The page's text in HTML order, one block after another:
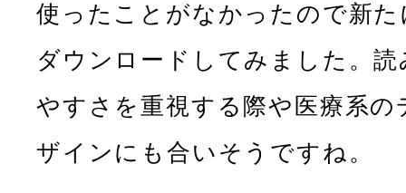
使ったことがなかったので新た
ダウンロードしてみました。読
やすさを重視する際や医療系の
ザインにも合いそうですね。